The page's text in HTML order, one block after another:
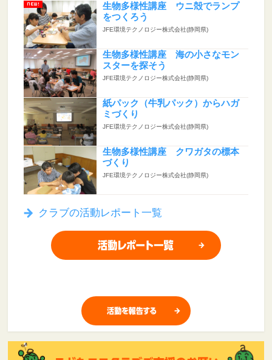
生物多様性講座 ウニ殻でランプ
をつくろう
JFE環境テクノロジー株式会社(静岡県)
生物多様性講座 海の小さなモン
スターを探そう
JFE環境テクノロジー株式会社(静岡県)
紙パック（牛乳パック）からハガ
ミづくり
JFE環境テクノロジー株式会社(静岡県)
生物多様性講座 クワガタの標本
づくり
JFE環境テクノロジー株式会社(静岡県)
クラブの活動レポート一覧